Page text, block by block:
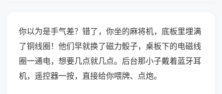
你以为是手气差？错了，你坐的麻将机，底板里埋满
了铜线圈！他们早就换了磁力骰子，桌板下的电磁线
圈一通电，想要几点就几点。后台那小子戴着蓝牙耳
机，遥控器一按，直接给你喂牌、点炮。